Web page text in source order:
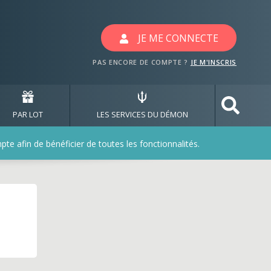
JE ME CONNECTE
PAS ENCORE DE COMPTE ? JE M'INSCRIS
PAR LOT LES SERVICES DU DÉMON
afin de bénéficier de toutes les fonctionnalités.